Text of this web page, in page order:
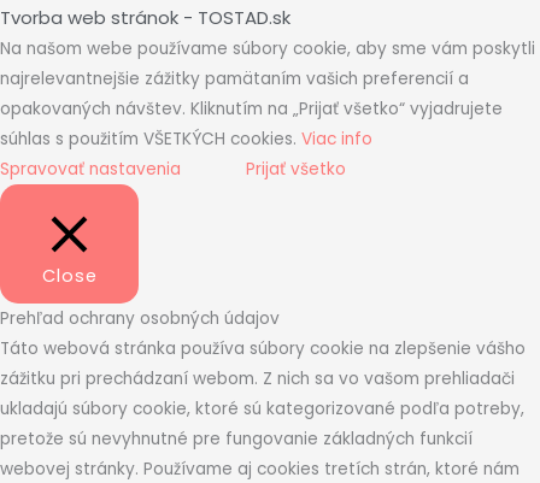
Tvorba web stránok - TOSTAD.sk
Na našom webe používame súbory cookie, aby sme vám poskytli
najrelevantnejšie zážitky pamätaním vašich preferencií a
opakovaných návštev. Kliknutím na „Prijať všetko“ vyjadrujete
súhlas s použitím VŠETKÝCH cookies. Viac info
Spravovať nastavenia
Prijať všetko
Close
Prehľad ochrany osobných údajov
Táto webová stránka používa súbory cookie na zlepšenie vášho
zážitku pri prechádzaní webom. Z nich sa vo vašom prehliadači
ukladajú súbory cookie, ktoré sú kategorizované podľa potreby,
pretože sú nevyhnutné pre fungovanie základných funkcií
webovej stránky. Používame aj cookies tretích strán, ktoré nám